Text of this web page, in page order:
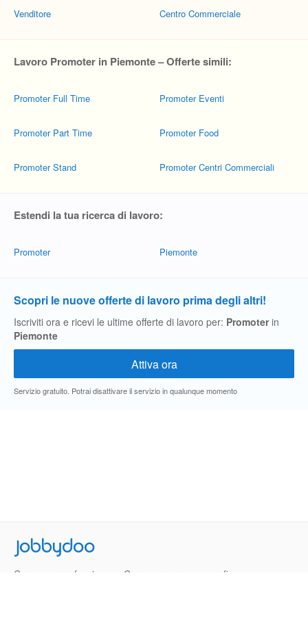
Venditore Centro Commerciale
Lavoro Promoter in Piemonte – Offerte simili:
Promoter Full Time
Promoter Part Time
Promoter Stand
Promoter Eventi
Promoter Food
Promoter Centri Commerciali
Estendi la tua ricerca di lavoro:
Promoter Piemonte
Scopri le nuove offerte di lavoro prima degli altri!
Iscriviti ora e ricevi le ultime offerte di lavoro per: Promoterin
Piemonte
Servizio gratuito. Potrai disattivare il servizio in qualunque momento
Jobbydoo
Cerca per professione
Cerca per area geografica